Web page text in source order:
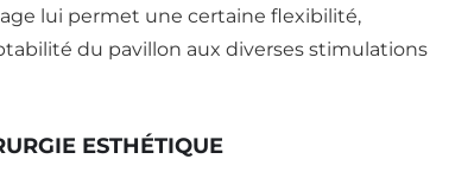
lui permet une certaine flexibilité,
du pavillon aux diverses stimulations
ESTHÉTIQUE